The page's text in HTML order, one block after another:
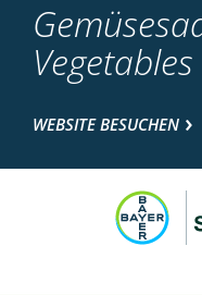
WEBSITE BESUCHEN